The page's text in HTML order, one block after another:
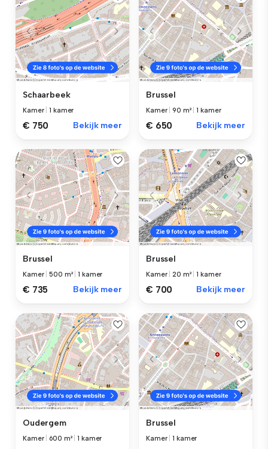
Schaarbeek
Kamer |1 kamer
€ 750 Bekijk meer
Brussel
Kamer |90 m² |1 kamer
€ 650 Bekijk meer
Brussel
Kamer |500 m² |1 kamer
€ 735 Bekijk meer
Brussel
Kamer |20 m² |1 kamer
€ 700 Bekijk meer
Oudergem
Kamer 600 m² |1 kamer
Brussel
Kamer |1 kamer